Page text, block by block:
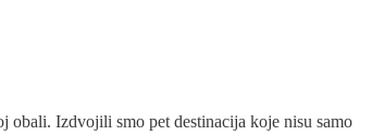
obali. Izdvojili smo pet destinacija koje nisu samo